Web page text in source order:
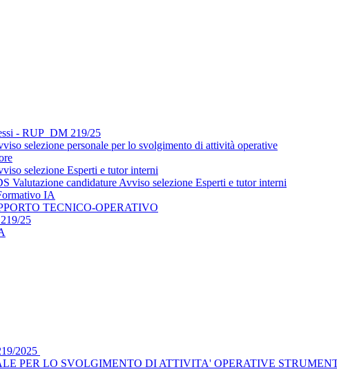
- RUP_DM 219/25
selezione personale per lo svolgimento di attività operative
selezione Esperti e tutor interni
Valutazione candidature Avviso selezione Esperti e tutor interni
IA
TECNICO-OPERATIVO
25
2025
PER LO SVOLGIMENTO DI ATTIVITA' OPERATIVE